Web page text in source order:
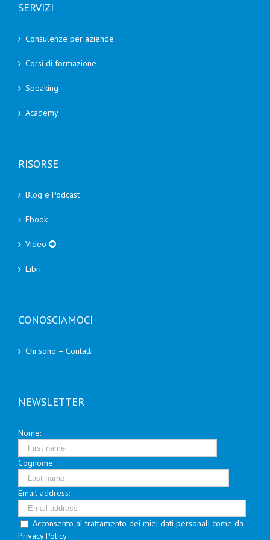
SERVIZI
Consulenze per aziende
Corsi di formazione
Speaking
Academy
RISORSE
Blog e Podcast
Ebook
Video
Libri
CONOSCIAMOCI
Chi sono – Contatti
NEWSLETTER
Nome:
Cognome
Email address:
Acconsento al trattamento dei miei dati personali come da
Privacy Policy.